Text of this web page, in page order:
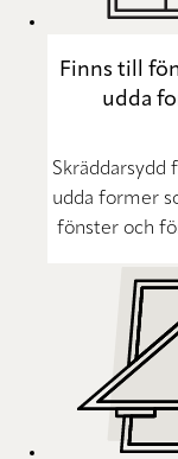
Finns till
udda
Skräddarsydd
udda former
fönster och